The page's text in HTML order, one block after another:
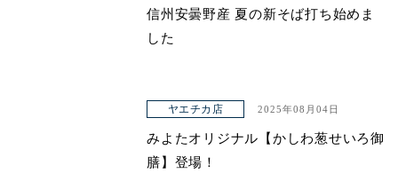
信州安曇野産 夏の新そば打ち始めま
した
ヤエチカ店 2025年08月04日
みよたオリジナル【かしわ葱せいろ御
膳】登場！